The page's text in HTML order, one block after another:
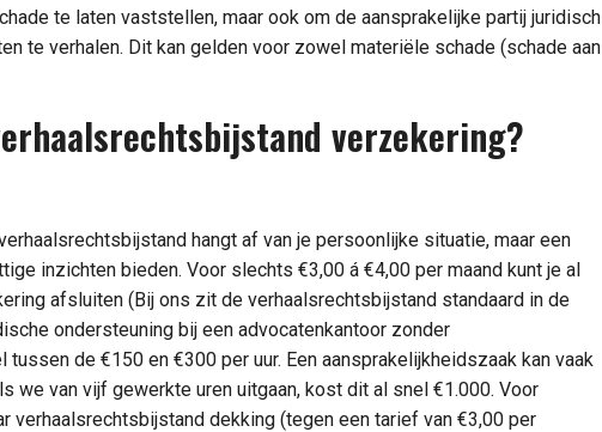
te laten vaststellen, maar ook om de aansprakelijke partij juridisch
te verhalen. Dit kan gelden voor zowel materiële schade (schade aan
verzekering?
hangt af van je persoonlijke situatie, maar een
inzichten bieden. Voor slechts €3,00 á €4,00 per maand kunt je al
afsluiten (Bij ons zit de verhaalsrechtsbijstand standaard in de
ondersteuning bij een advocatenkantoor zonder
de €150 en €300 per uur. Een aansprakelijkheidszaak kan vaak
we van vijf gewerkte uren uitgaan, kost dit al snel €1.000. Voor
verhaalsrechtsbijstand dekking (tegen een tarief van €3,00 per